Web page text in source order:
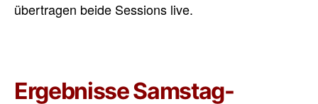
übertragen beide Sessions live.
Ergebnisse Samstag-